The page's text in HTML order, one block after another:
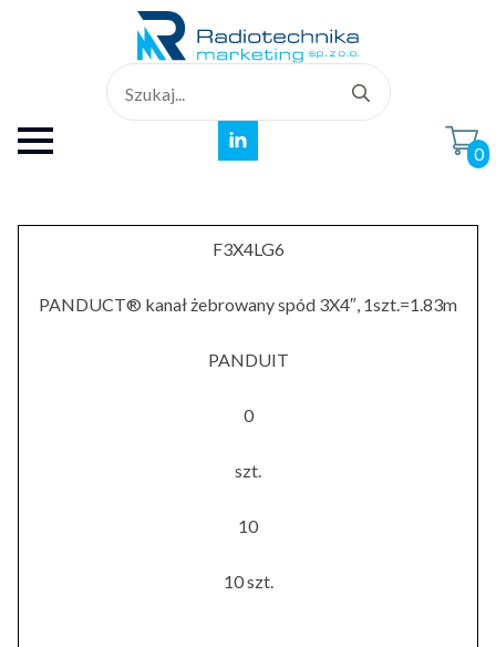
for:
0
F3X4LG6
PANDUCT® kanał żebrowany spód 3X4″, 1szt.=1.83m
PANDUIT
0
szt.
10
10 szt.